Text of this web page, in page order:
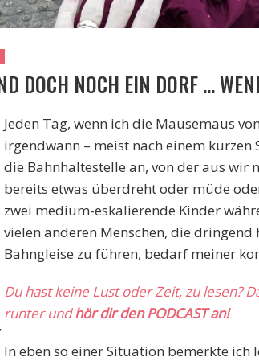
DOCH NOCH EIN DORF …
Jeden Tag, wenn ich die Mausemaus
irgendwann – meist nach einem
die Bahnhaltestelle an, von der aus wir
bereits etwas überdreht oder müde
zwei medium-eskalierende Kinder
vielen anderen Menschen, die
Bahngleise zu führen, bedarf meiner
Du hast keine Lust oder Zeit, zu lesen?
runter undhör dir den PODCAST an!
In eben so einer Situation bemerkte